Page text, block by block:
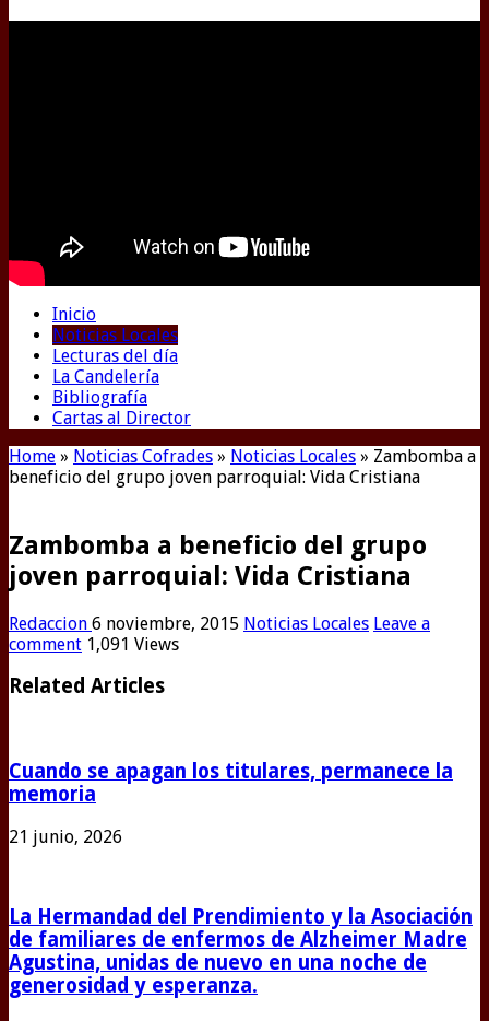
Inicio
Noticias Locales
Lecturas del día
La Candelería
Bibliografía
Cartas al Director
Home » Noticias Cofrades » Noticias Locales » Zambomba a
beneficio del grupo joven parroquial: Vida Cristiana
Zambomba a beneficio del grupo
joven parroquial: Vida Cristiana
Redaccion 6 noviembre, 2015 Noticias Locales Leave a
comment 1,091 Views
Related Articles
Cuando se apagan los titulares, permanece la
memoria
21 junio, 2026
La Hermandad del Prendimiento y la Asociación
de familiares de enfermos de Alzheimer Madre
Agustina, unidas de nuevo en una noche de
generosidad y esperanza.